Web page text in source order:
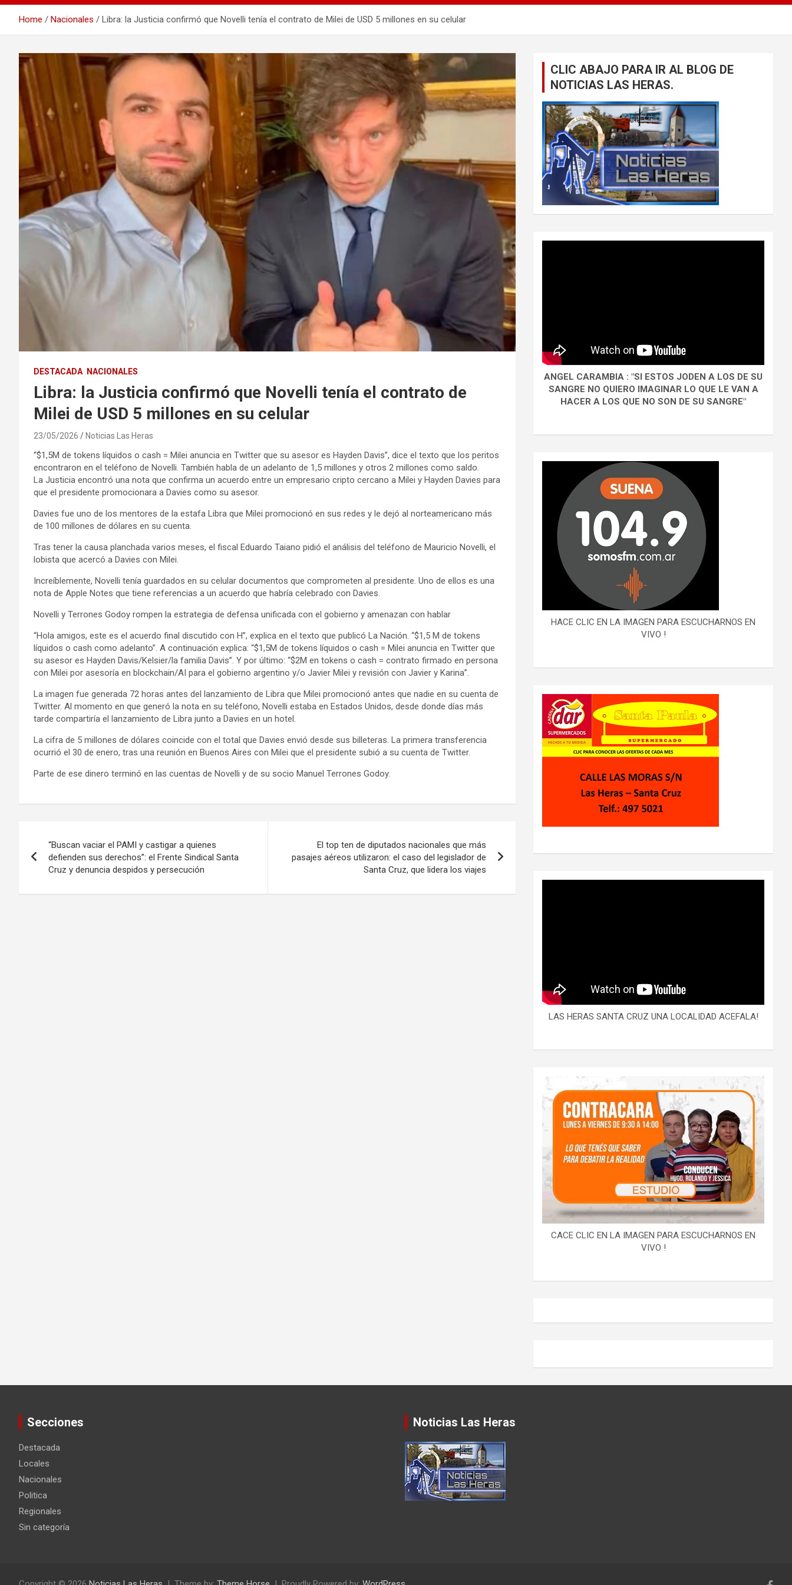
Home Nacionales Libra: la Justicia confirmó que Novelli tenía el contrato de Milei de USD 5 millones en su celular
DESTACADA NACIONALES
Libra: la Justicia confirmó que Novelli tenía el contrato de
Milei de USD 5 millones en su celular
23/05/2026 Noticias Las Heras
“$1,5M de tokens líquidos o cash = Milei anuncia en Twitter que su asesor es Hayden Davis”, dice el texto que los peritos
encontraron en el teléfono de Novelli. También habla de un adelanto de 1,5 millones y otros 2 millones como saldo.
La Justicia encontró una nota que confirma un acuerdo entre un empresario cripto cercano a Milei y Hayden Davies para
que el presidente promocionara a Davies como su asesor.
Davies fue uno de los mentores de la estafa Libra que Milei promocionó en sus redes y le dejó al norteamericano más
de 100 millones de dólares en su cuenta.
Tras tener la causa planchada varios meses, el fiscal Eduardo Taiano pidió el análisis del teléfono de Mauricio Novelli, el
lobista que acercó a Davies con Milei.
Increíblemente, Novelli tenía guardados en su celular documentos que comprometen al presidente. Uno de ellos es una
nota de Apple Notes que tiene referencias a un acuerdo que habría celebrado con Davies.
Novelli y Terrones Godoy rompen la estrategia de defensa unificada con el gobierno y amenazan con hablar
“Hola amigos, este es el acuerdo final discutido con H”, explica en el texto que publicó La Nación. “$1,5 M de tokens
líquidos o cash como adelanto”. A continuación explica: “$1,5M de tokens líquidos o cash = Milei anuncia en Twitter que
su asesor es Hayden Davis/Kelsier/la familia Davis”. Y por último: “$2M en tokens o cash = contrato firmado en persona
con Milei por asesoría en blockchain/AI para el gobierno argentino y/o Javier Milei y revisión con Javier y Karina”.
La imagen fue generada 72 horas antes del lanzamiento de Libra que Milei promocionó antes que nadie en su cuenta de
Twitter. Al momento en que generó la nota en su teléfono, Novelli estaba en Estados Unidos, desde donde días más
tarde compartiría el lanzamiento de Libra junto a Davies en un hotel.
La cifra de 5 millones de dólares coincide con el total que Davies envió desde sus billeteras. La primera transferencia
ocurrió el 30 de enero, tras una reunión en Buenos Aires con Milei que el presidente subió a su cuenta de Twitter.
Parte de ese dinero terminó en las cuentas de Novelli y de su socio Manuel Terrones Godoy.
de
entradas
“Buscan vaciar el PAMI y castigar a quienes
defienden sus derechos”: el Frente Sindical Santa
Cruz y denuncia despidos y persecución
El top ten de diputados nacionales que más
pasajes aéreos utilizaron: el caso del legislador de
Santa Cruz, que lidera los viajes
CLIC ABAJO PARA IR AL BLOG DE
NOTICIAS LAS HERAS.
ANGEL CARAMBIA : "SI ESTOS JODEN A LOS DE SU
SANGRE NO QUIERO IMAGINAR LO QUE LE VAN A
HACER A LOS QUE NO SON DE SU SANGRE"
HACE CLIC EN LA IMAGEN PARA ESCUCHARNOS EN
VIVO !
LAS HERAS SANTA CRUZ UNA LOCALIDAD ACEFALA!
CACE CLIC EN LA IMAGEN PARA ESCUCHARNOS EN
VIVO !
Secciones
Destacada
Locales
Nacionales
Politica
Regionales
Sin categoría
Noticias Las Heras